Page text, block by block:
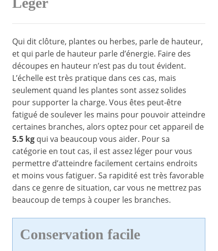
Qui dit clôture, plantes ou herbes, parle de hauteur,
et qui parle de hauteur parle d’énergie. Faire des
découpes en hauteur n’est pas du tout évident.
L’échelle est très pratique dans ces cas, mais
seulement quand les plantes sont assez solides
pour supporter la charge. Vous êtes peut-être
fatigué de soulever les mains pour pouvoir atteindre
certaines branches, alors optez pour cet appareil de
5.5 kg qui va beaucoup vous aider. Pour sa
catégorie en tout cas, il est assez léger pour vous
permettre d’atteindre facilement certains endroits
et moins vous fatiguer. Sa rapidité est très favorable
dans ce genre de situation, car vous ne mettrez pas
beaucoup de temps à couper les branches.
Conservation facile